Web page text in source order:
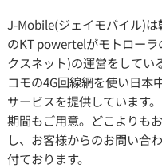
J-Mobile(ジェイモバイル)
のKT powertelがモトロー
クスネット)の運営をしてい
コモの4G回線網を使い日本
サービスを提供しています
期間もご用意。どこよりも
し、お客様からのお問い合
付ております。